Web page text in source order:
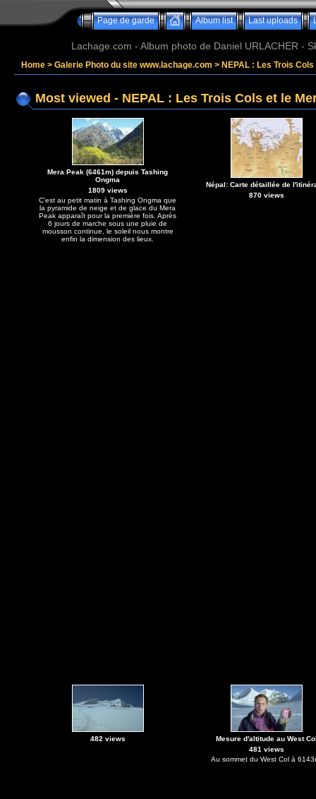
Page de garde Album list Last uploads
Lachage.com - Album photo de Daniel URLACHER -
Home > Galerie Photo du site www.lachage.com > NEPAL : Les Trois
Most viewed - NEPAL : Les Trois Cols et le
Mera Peak (6461m) depuis Tashing
Ongma
1809 views
C'est au petit matin à Tashing Ongma que
la pyramide de neige et de glace du Mera
Peak apparaît pour la première fois. Après
6 jours de marche sous une pluie de
mousson continue, le soleil nous montre
enfin la dimension des lieux.
Népal: Carte détaillée de
870 views
482 views
Mesure d'altitude au West
481 views
Au sommet du West Col à